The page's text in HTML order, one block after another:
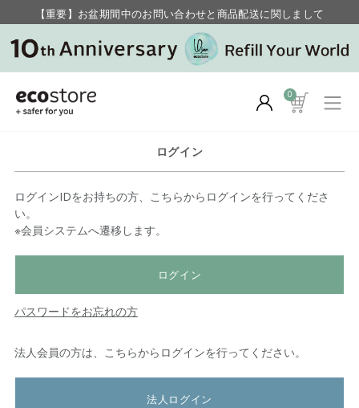
【重要】お盆期間中のお問い合わせと商品配送に関しまして
毎月お得にポイントが貯まる！ “月のポイントアップデー”
0
ログイン
ログインIDをお持ちの方、こちらからログインを行ってくださ
い。
※会員システムへ遷移します。
ログイン
パスワードをお忘れの方
法人会員の方は、こちらからログインを行ってください。
法人ログイン